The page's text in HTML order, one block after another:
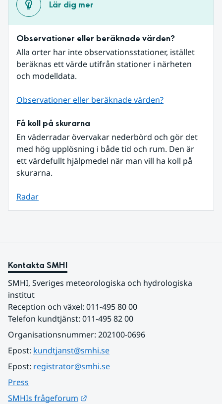
Lär dig mer
Observationer eller beräknade värden?
Alla orter har inte observationsstationer, istället
beräknas ett värde utifrån stationer i närheten
och modelldata.
Observationer eller beräknade värden?
Få koll på skurarna
En väderradar övervakar nederbörd och gör det
med hög upplösning i både tid och rum. Den är
ett värdefullt hjälpmedel när man vill ha koll på
skurarna.
Radar
Kontakta SMHI
SMHI, Sveriges meteorologiska och hydrologiska
institut
Reception och växel: 011-495 80 00
Telefon kundtjänst: 011-495 82 00
Organisationsnummer: 202100-0696
Epost: kundtjanst@smhi.se
Epost: registrator@smhi.se
Press
SMHIs frågeforum